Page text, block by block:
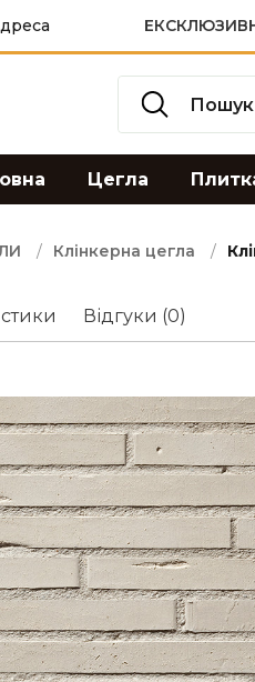
Цегла
Клінкерна цегла
Відгуки (0)